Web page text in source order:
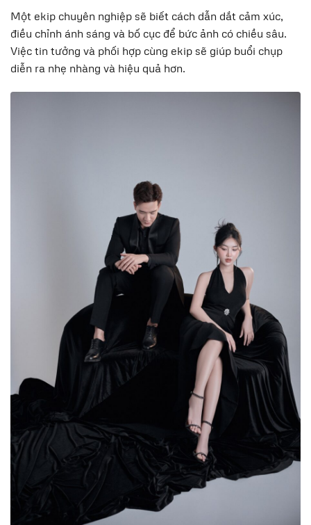
Một ekip chuyên nghiệp sẽ biết cách dẫn dắt cảm xúc,
điều chỉnh ánh sáng và bố cục để bức ảnh có chiều sâu.
Việc tin tưởng và phối hợp cùng ekip sẽ giúp buổi chụp
diễn ra nhẹ nhàng và hiệu quả hơn.